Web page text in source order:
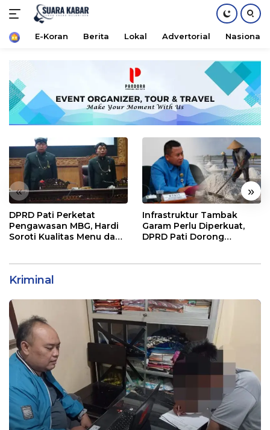
konten
HomeE-Koran Berita Lokal Advertorial Nasional
« »
DPRD Pati Perketat
Pengawasan MBG, Hardi
Soroti Kualitas Menu dan
Infrastruktur Tambak
Garam Perlu Diperkuat,
DPRD Pati Dorong
Kriminal